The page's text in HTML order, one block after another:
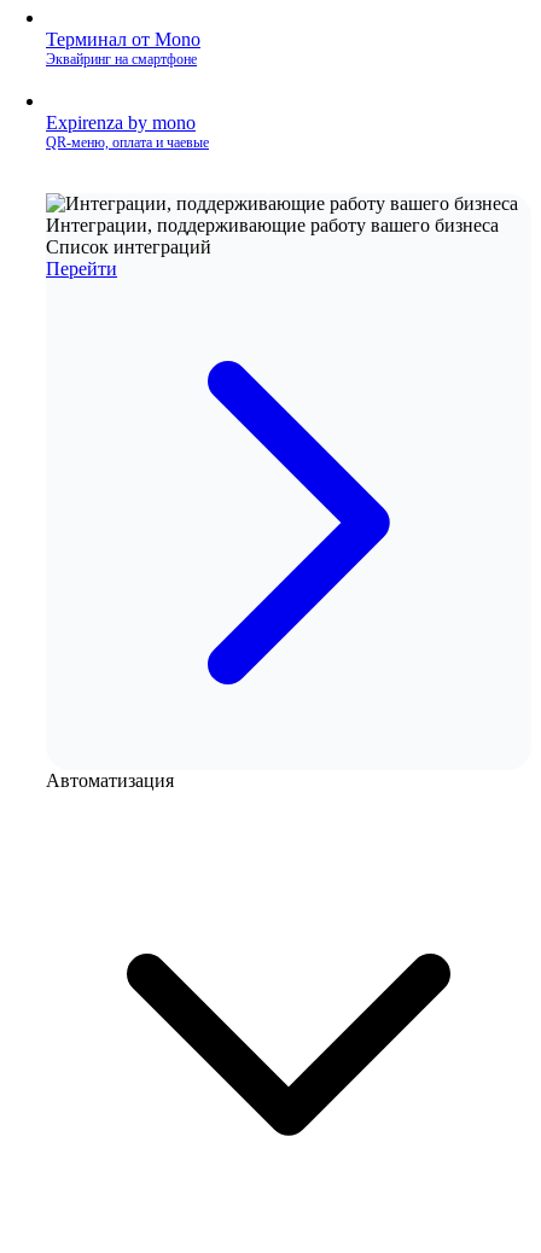
Терминал от Mono
Эквайринг на смартфоне
Expirenza by mono
QR‑меню, оплата и чаевые
Интеграции, поддерживающие работу вашего бизнеса
Список интеграций
Перейти
Автоматизация